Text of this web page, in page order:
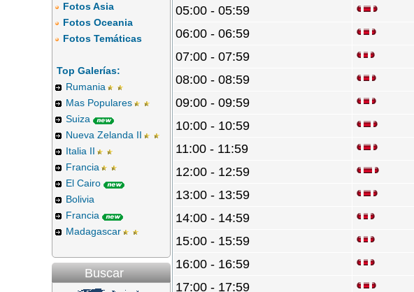
Fotos Asia
Fotos Oceania
Fotos Temáticas
Top Galerías:
Rumania
Mas Populares
Suiza
Nueva Zelanda II
Italia II
Francia
El Cairo
Bolivia
Francia
Madagascar
Buscar
05:00 - 05:59
06:00 - 06:59
07:00 - 07:59
08:00 - 08:59
09:00 - 09:59
10:00 - 10:59
11:00 - 11:59
12:00 - 12:59
13:00 - 13:59
14:00 - 14:59
15:00 - 15:59
16:00 - 16:59
17:00 - 17:59